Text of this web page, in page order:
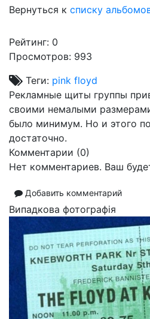
Вернуться к списку
Рейтинг: 0
Просмотров: 993
Теги: pink floyd
Рекламные щиты группы
своими немалыми
было минимум. Но и этого
достаточно.
Комментарии (0)
Нет комментариев. Ваш
Добавить комментарий
Випадкова фотографія